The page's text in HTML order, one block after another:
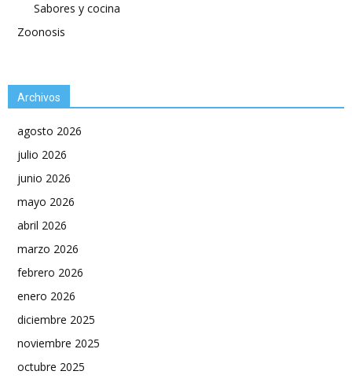
Sabores y cocina
Zoonosis
Archivos
agosto 2026
julio 2026
junio 2026
mayo 2026
abril 2026
marzo 2026
febrero 2026
enero 2026
diciembre 2025
noviembre 2025
octubre 2025